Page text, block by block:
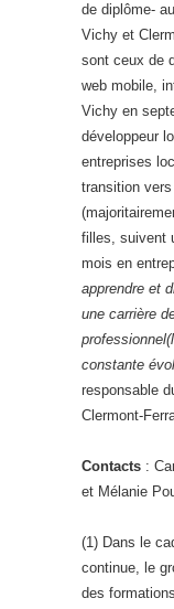
de diplôme-
Vichy et
sont ceux de
web mobile,
Vichy en
développeur
entreprises
transition
filles, suivent
mois en
apprendre et
une carrière
constante
responsable
Clermont-
Contacts :
et Mélanie
(1) Dans le
continue, le
des